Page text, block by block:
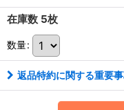
在庫数 5枚
数量:
返品特約に関する重要